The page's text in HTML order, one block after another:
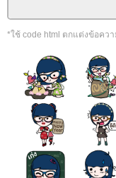
*ใช้ code html ตกแต่งข้อคว